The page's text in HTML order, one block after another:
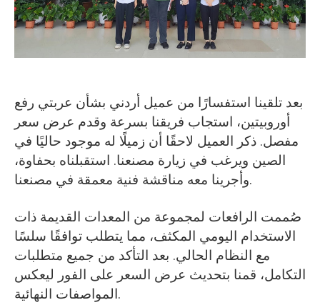
بعد تلقينا استفسارًا من عميل أردني بشأن عربتي رفع
أوروبيتين، استجاب فريقنا بسرعة وقدم عرض سعر
مفصل. ذكر العميل لاحقًا أن زميلًا له موجود حاليًا في
الصين ويرغب في زيارة مصنعنا. استقبلناه بحفاوة،
وأجرينا معه مناقشة فنية معمقة في مصنعنا.
صُممت الرافعات لمجموعة من المعدات القديمة ذات
الاستخدام اليومي المكثف، مما يتطلب توافقًا سلسًا
مع النظام الحالي. بعد التأكد من جميع متطلبات
التكامل، قمنا بتحديث عرض السعر على الفور ليعكس
المواصفات النهائية.